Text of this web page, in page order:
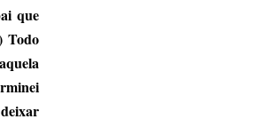
que
Todo